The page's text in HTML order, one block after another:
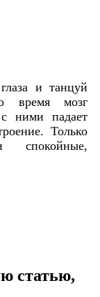
и танцуй
время мозг
ними падает
Только
статью,